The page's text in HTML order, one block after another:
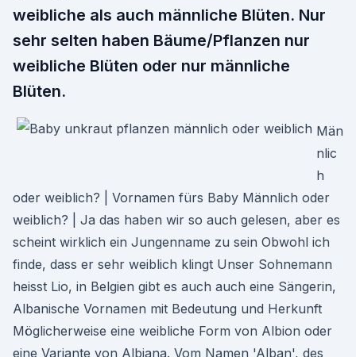
weibliche als auch männliche Blüten. Nur
sehr selten haben Bäume/Pflanzen nur
weibliche Blüten oder nur männliche
Blüten.
Män
nlic
h
oder weiblich? | Vornamen fürs Baby Männlich oder
weiblich? | Ja das haben wir so auch gelesen, aber es
scheint wirklich ein Jungenname zu sein Obwohl ich
finde, dass er sehr weiblich klingt Unser Sohnemann
heisst Lio, in Belgien gibt es auch auch eine Sängerin,
Albanische Vornamen mit Bedeutung und Herkunft
Möglicherweise eine weibliche Form von Albion oder
eine Variante von Albiana. Vom Namen 'Alban', des